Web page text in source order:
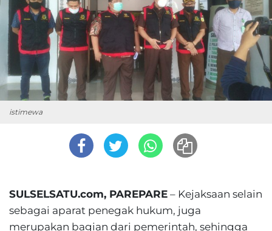
istimewa
SULSELSATU.com, PAREPARE – Kejaksaan selain
sebagai aparat penegak hukum, juga
merupakan bagian dari pemerintah, sehingga